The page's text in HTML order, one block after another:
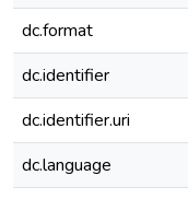
dc.format
dc.identifier
dc.identifier.uri
dc.language